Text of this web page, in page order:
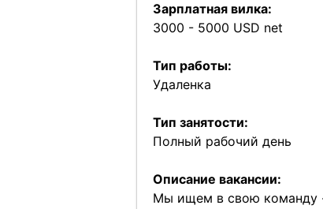
Зарплатная вилка:
3000 - 5000 USD net
Тип работы:
Удаленка
Тип занятости:
Полный рабочий день
Описание вакансии:
Мы ищем в свою команду